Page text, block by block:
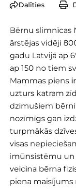
Dalīties
Bērnu slimnīcas
ārstējas vidēji
gadu Latvijā ap
ap 150 no tiem
Mammas piens
uzturs katram
dzimušiem
nozīmīgs gan
turpmākās
visas
imūnsistēmu un
veicina bērna
piena maisījums